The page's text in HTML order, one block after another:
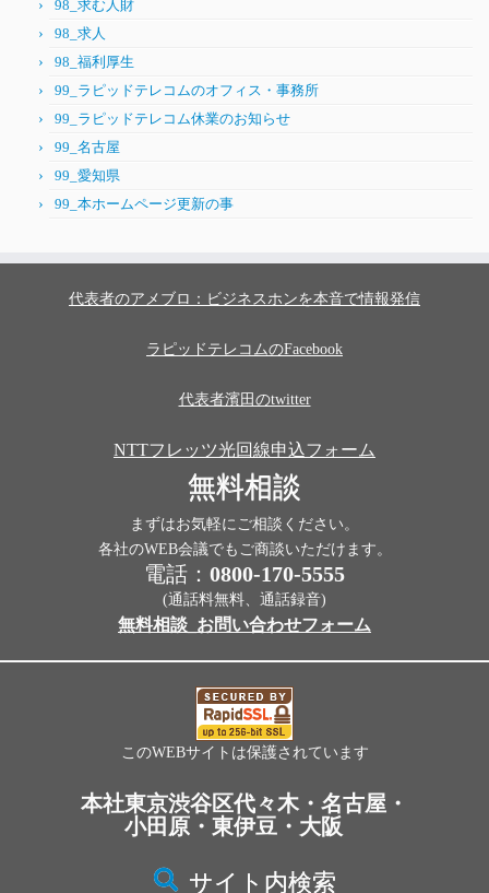
98_求む人財
98_求人
98_福利厚生
99_ラピッドテレコムのオフィス・事務所
99_ラピッドテレコム休業のお知らせ
99_名古屋
99_愛知県
99_本ホームページ更新の事
代表者のアメブロ：ビジネスホンを本音で情報発信
ラピッドテレコムのFacebook
代表者濱田のtwitter
NTTフレッツ光回線申込フォーム
無料相談
まずはお気軽にご相談ください。
各社のWEB会議でもご商談いただけます。
電話： 0800-170-5555
(通話料無料、通話録音)
無料相談_お問い合わせフォーム
このWEBサイトは保護されています
本社東京渋谷区代々木・名古屋・
小田原・東伊豆・大阪
サイト内検索